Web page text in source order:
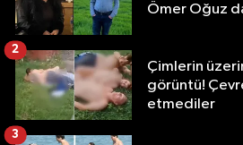
Ömer Oğuz
Çimlerin
görüntü!
etmediler
2
3